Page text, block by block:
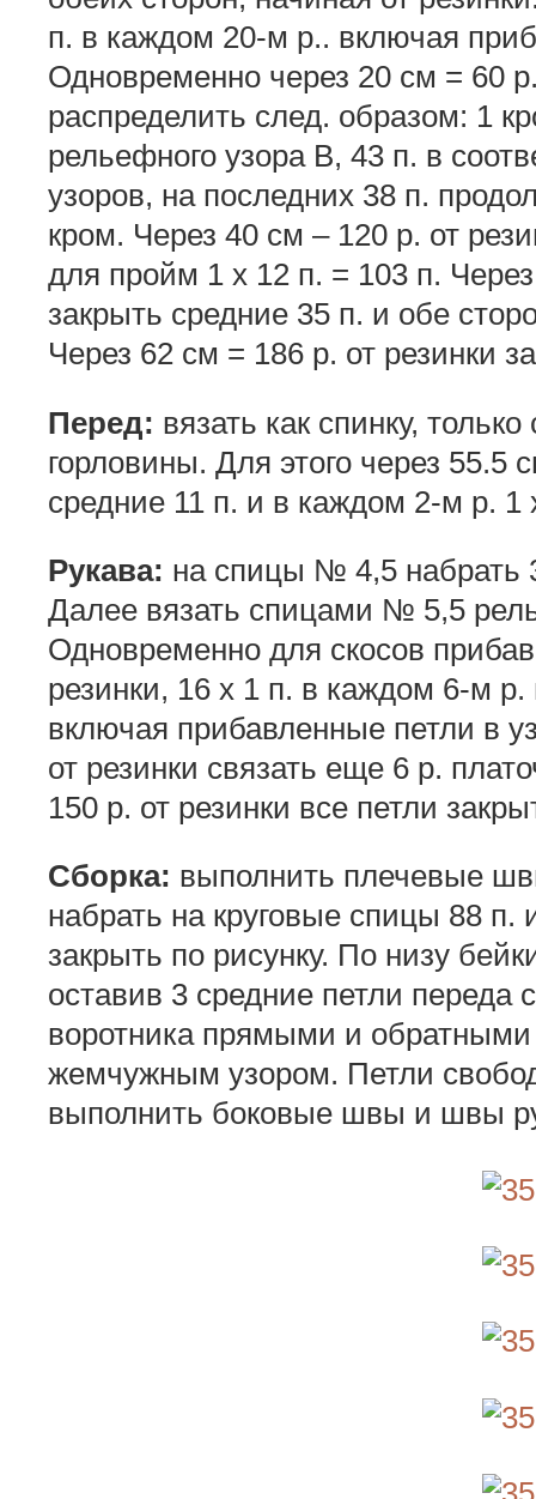
п. в каждом 20-м р.. включая
Одновременно через 20 см = 60
распределить след. образом: 1
рельефного узора В, 43 п. в
узоров, на последних 38 п.
кром. Через 40 см – 120 р. от
для пройм 1 х 12 п. = 103 п.
закрыть средние 35 п. и обе
Через 62 см = 186 р. от резинки
Перед: вязать как спинку,
горловины. Для этого через 55.5
средние 11 п. и в каждом 2-м р. 1
Рукава: на спицы № 4,5 набрать
Далее вязать спицами № 5,5
Одновременно для скосов
резинки, 16 х 1 п. в каждом 6-м
включая прибавленные петли в
от резинки связать еще 6 р.
150 р. от резинки все петли
Сборка: выполнить плечевые
набрать на круговые спицы 88 п.
закрыть по рисунку. По низу
оставив 3 средние петли переда
воротника прямыми и
жемчужным узором. Петли
выполнить боковые швы и швы